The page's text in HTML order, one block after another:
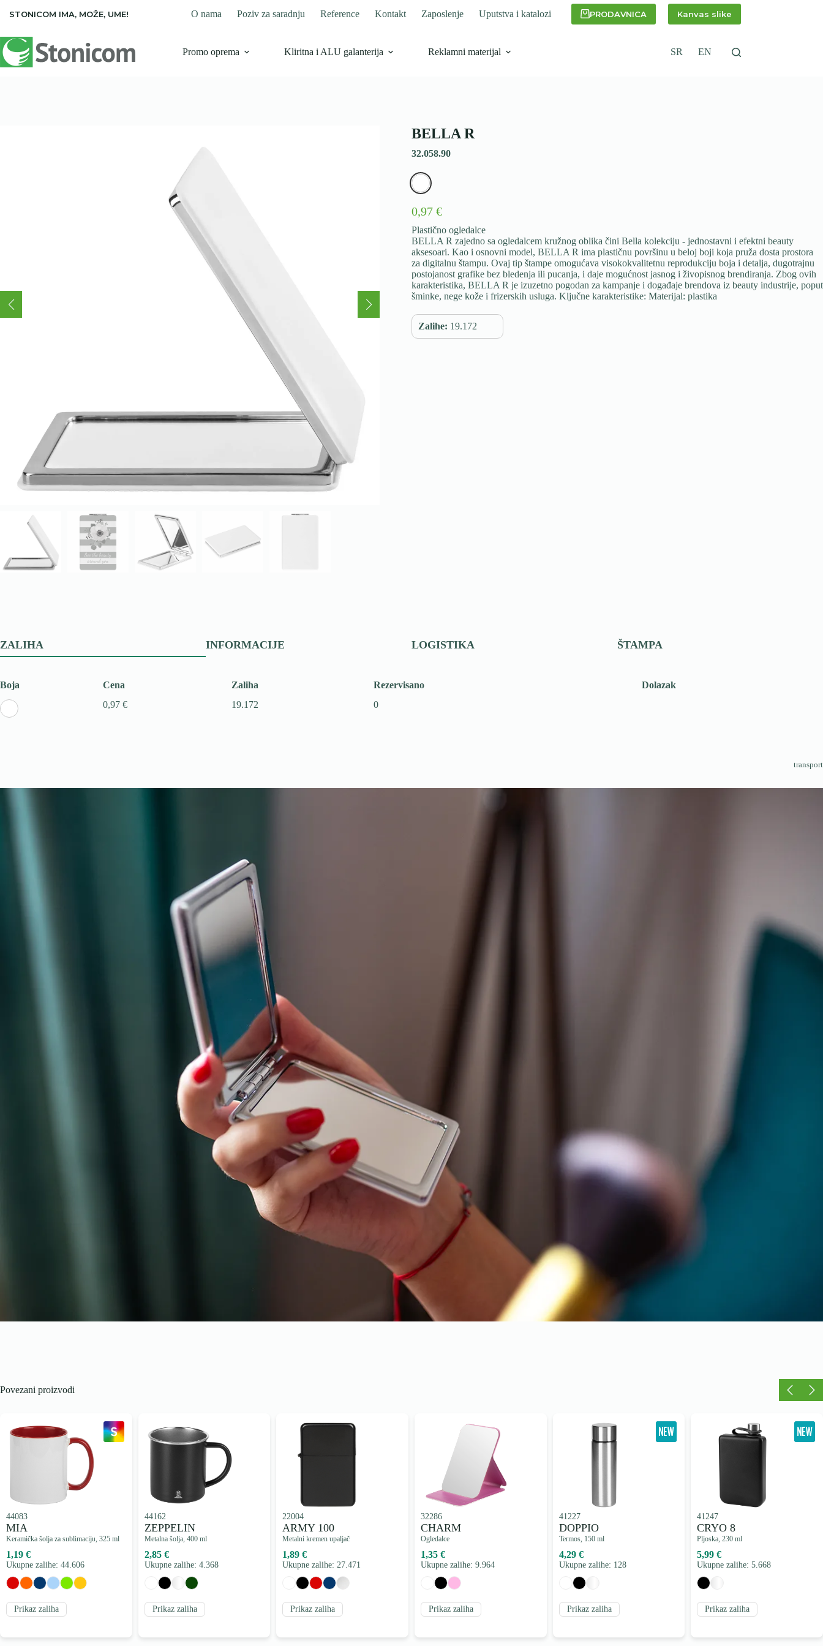
STONICOM IMA, MOŽE, UME! O nama Poziv za saradnju Reference Kontakt Zaposlenje Uputstva i katalozi PRODAVNICA Kanvas slike
Promo oprema Kliritna i ALU galanterija Reklamni materijal SR EN
BELLA R
32.058.90
0,97 €
Plastično ogledalce
BELLA R zajedno sa ogledalcem kružnog oblika čini Bella kolekciju - jednostavni i efektni beauty
aksesoari. Kao i osnovni model, BELLA R ima plastičnu površinu u beloj boji koja pruža dosta prostora
za digitalnu štampu. Ovaj tip štampe omogućava visokokvalitetnu reprodukciju boja i detalja, dugotrajnu
postojanost grafike bez bledenja ili pucanja, i daje mogućnost jasnog i živopisnog brendiranja. Zbog ovih
karakteristika, BELLA R je izuzetno pogodan za kampanje i događaje brendova iz beauty industrije, poput
šminke, nege kože i frizerskih usluga. Ključne karakteristike: Materijal: plastika
Zalihe: 19.172
ZALIHA INFORMACIJE LOGISTIKA ŠTAMPA
Boja Cena Zaliha Rezervisano
Dolazak
0,97 €
19.172 0
transport
Povezani proizvodi
44083
MIA
Keramička šolja za sublimaciju, 325 ml
1,19 €
Ukupne zalihe: 44.606
Prikaz zaliha
44162
ZEPPELIN
Metalna šolja, 400 ml
2,85 €
Ukupne zalihe: 4.368
Prikaz zaliha
22004
ARMY 100
Metalni kremen upaljač
1,89 €
Ukupne zalihe: 27.471
Prikaz zaliha
32286
CHARM
Ogledalce
1,35 €
Ukupne zalihe: 9.964
Prikaz zaliha
41227
DOPPIO
Termos, 150 ml
4,29 €
Ukupne zalihe: 128
Prikaz zaliha
41247
CRYO 8
Pljoska, 230 ml
5,99 €
Ukupne zalihe: 5.668
Prikaz zaliha